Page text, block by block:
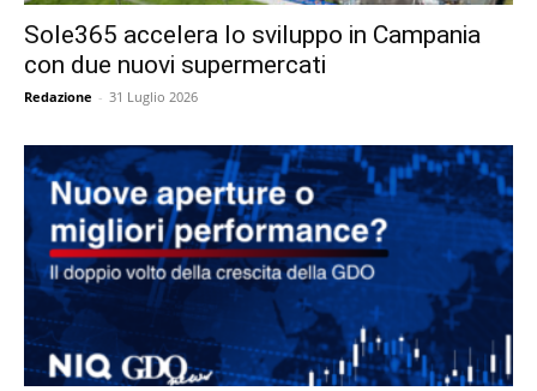
Sole365 accelera lo sviluppo in Campania
con due nuovi supermercati
Redazione - 31 Luglio 2026